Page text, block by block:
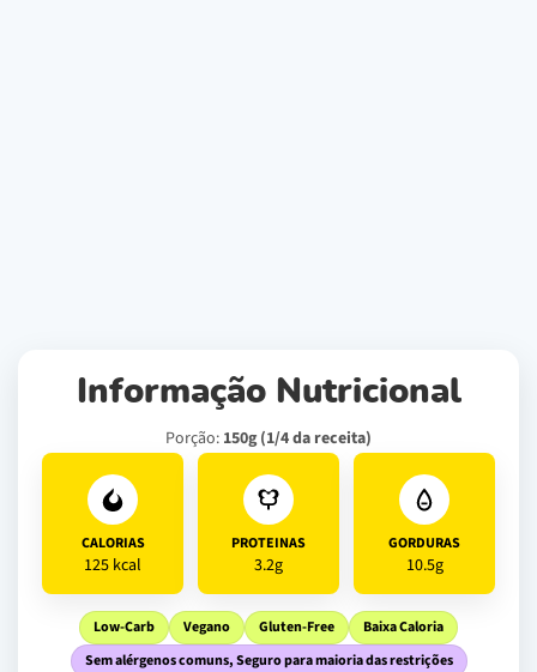
Informação Nutricional
Porção: 150g (1/4 da receita)
CALORIAS
125 kcal
PROTEINAS
3.2g
GORDURAS
10.5g
Low-Carb Vegano Gluten-Free
Baixa Caloria
Sem alérgenos comuns, Seguro para maioria das restrições